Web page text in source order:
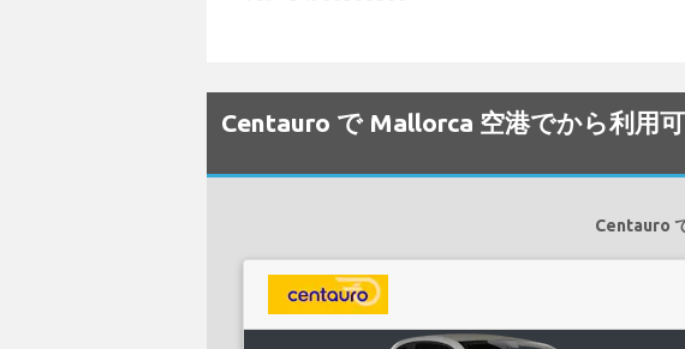
Centauro で Mallorca 空港でから利用
Centauro